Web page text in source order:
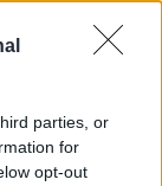
parties, or
for
opt-out